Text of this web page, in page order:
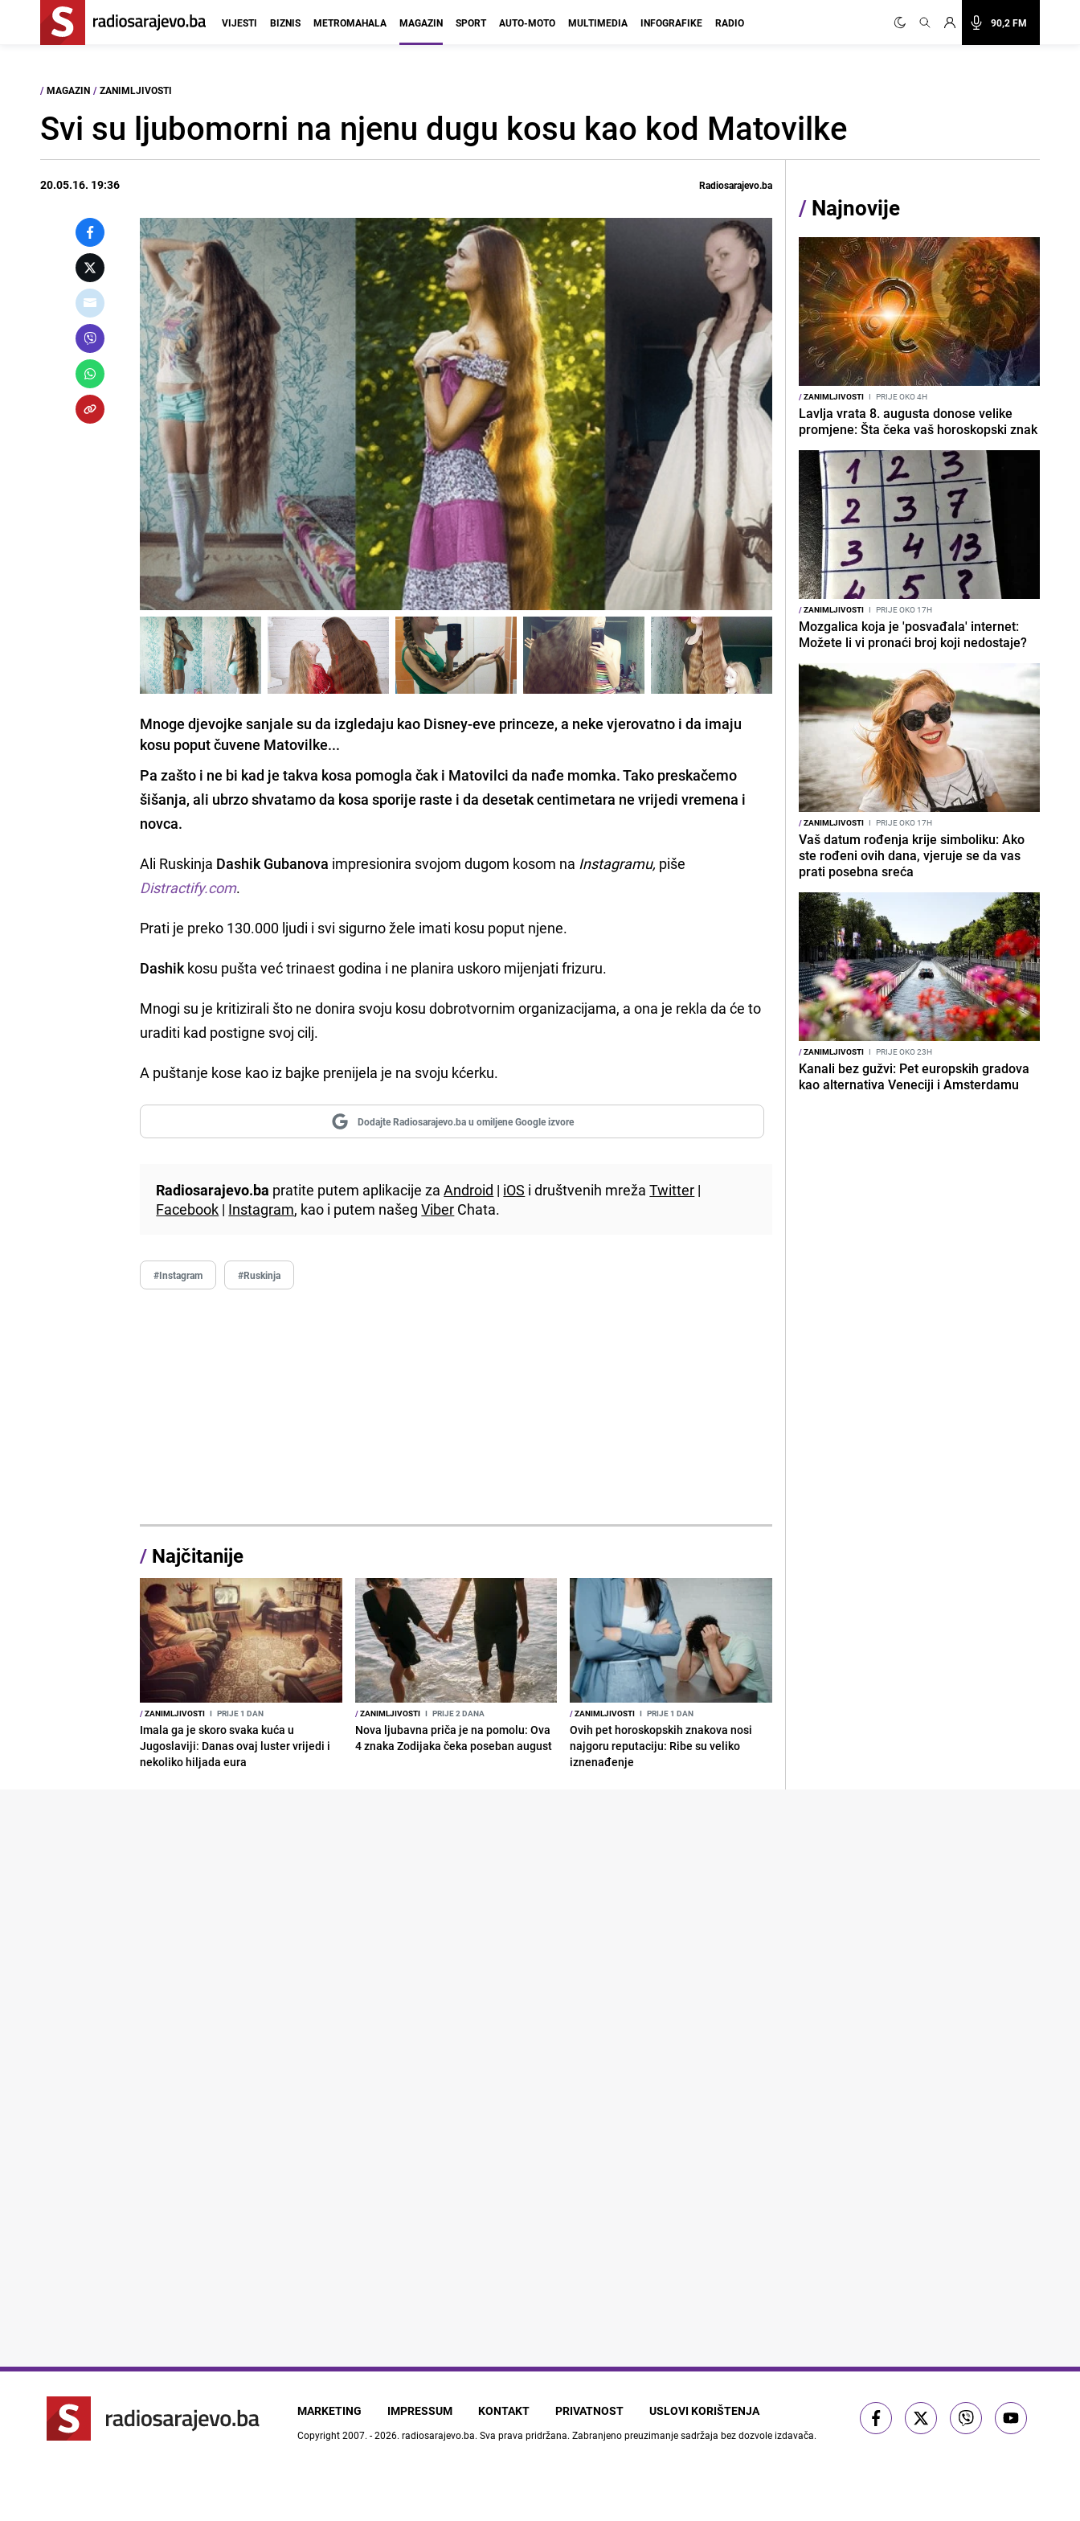
90,2 FM
VIJESTI BIZNIS METROMAHALA MAGAZIN SPORT AUTO-MOTO MULTIMEDIA INFOGRAFIKE RADIO
/ MAGAZIN / ZANIMLJIVOSTI
Svi su ljubomorni na njenu dugu kosu kao kod Matovilke
20.05.16. 19:36 Radiosarajevo.ba
Mnoge djevojke sanjale su da izgledaju kao Disney-eve princeze, a neke vjerovatno i da imaju
kosu poput čuvene Matovilke...
Pa zašto i ne bi kad je takva kosa pomogla čak i Matovilci da nađe momka. Tako preskačemo
šišanja, ali ubrzo shvatamo da kosa sporije raste i da desetak centimetara ne vrijedi vremena i
novca.
Ali Ruskinja Dashik Gubanova impresionira svojom dugom kosom na Instagramu, piše
Distractify.com.
Prati je preko 130.000 ljudi i svi sigurno žele imati kosu poput njene.
Dashik kosu pušta već trinaest godina i ne planira uskoro mijenjati frizuru.
Mnogi su je kritizirali što ne donira svoju kosu dobrotvornim organizacijama, a ona je rekla da će to
uraditi kad postigne svoj cilj.
A puštanje kose kao iz bajke prenijela je na svoju kćerku.
Dodajte Radiosarajevo.ba u omiljene Google izvore
Radiosarajevo.ba pratite putem aplikacije zaAndroid | iOS i društvenih mrežaTwitter |
Facebook | Instagram, kao i putem našegViber Chata.
#Instagram #Ruskinja
/ Najčitanije
/ZANIMLJIVOSTI I PRIJE 1 DAN
Imala ga je skoro svaka kuća u
Jugoslaviji: Danas ovaj luster vrijedi i
nekoliko hiljada eura
/ZANIMLJIVOSTI I PRIJE 2 DANA
Nova ljubavna priča je na pomolu: Ova
4 znaka Zodijaka čeka poseban august
/ZANIMLJIVOSTI I PRIJE 1 DAN
Ovih pet horoskopskih znakova nosi
najgoru reputaciju: Ribe su veliko
iznenađenje
/ Najnovije
/ZANIMLJIVOSTI I PRIJE OKO 4H
Lavlja vrata 8. augusta donose velike
promjene: Šta čeka vaš horoskopski znak
/ZANIMLJIVOSTI I PRIJE OKO 17H
Mozgalica koja je 'posvađala' internet:
Možete li vi pronaći broj koji nedostaje?
/ZANIMLJIVOSTI I PRIJE OKO 17H
Vaš datum rođenja krije simboliku: Ako
ste rođeni ovih dana, vjeruje se da vas
prati posebna sreća
/ZANIMLJIVOSTI I PRIJE OKO 23H
Kanali bez gužvi: Pet europskih gradova
kao alternativa Veneciji i Amsterdamu
MARKETING IMPRESSUM KONTAKT PRIVATNOST USLOVI KORIŠTENJA
Copyright 2007. - 2026. radiosarajevo.ba. Sva prava pridržana. Zabranjeno preuzimanje sadržaja bez dozvole izdavača.